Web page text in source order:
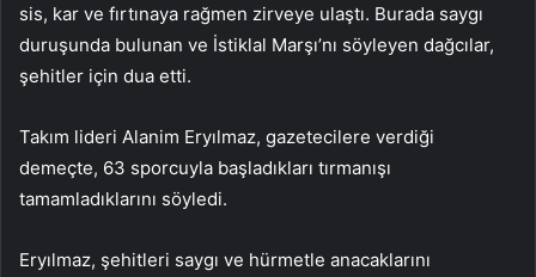
sis, kar ve fırtınaya rağmen zirveye ulaştı. Burada saygı
duruşunda bulunan ve İstiklal Marşı’nı söyleyen dağcılar,
şehitler için dua etti.
Takım lideri Alanim Eryılmaz, gazetecilere verdiği
demeçte, 63 sporcuyla başladıkları tırmanışı
tamamladıklarını söyledi.
Eryılmaz, şehitleri saygı ve hürmetle anacaklarını